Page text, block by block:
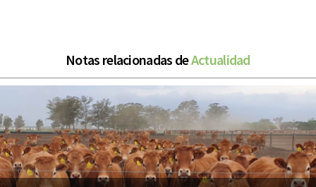
Notas relacionadas deActualidad